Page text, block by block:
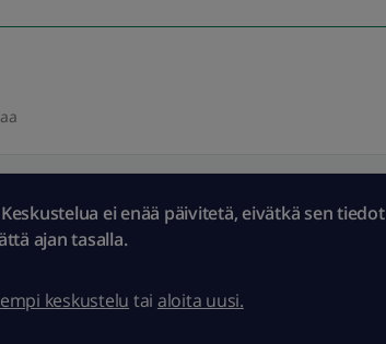
ei enää päivitetä, eivätkä sen tiedot
ajan tasalla.
keskustelu tai aloita uusi.